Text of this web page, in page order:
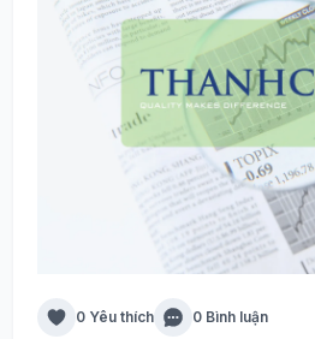
0 Yêu thích 0 Bình luận